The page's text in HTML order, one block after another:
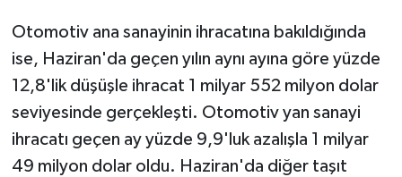
Otomotiv ana sanayinin ihracatına bakıldığında
ise, Haziran'da geçen yılın aynı ayına göre yüzde
12,8'lik düşüşle ihracat 1 milyar 552 milyon dolar
seviyesinde gerçekleşti. Otomotiv yan sanayi
ihracatı geçen ay yüzde 9,9'luk azalışla 1 milyar
49 milyon dolar oldu. Haziran'da diğer taşıt